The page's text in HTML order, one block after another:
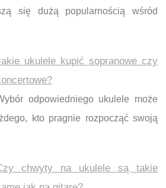
się dużą popularnością wśród
ukulele kupić sopranowe czy
odpowiedniego ukulele może
kto pragnie rozpocząć swoją
chwyty na ukulele są takie